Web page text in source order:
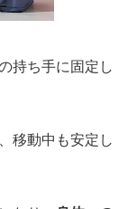
持ち手に固定し
移動中も安定し